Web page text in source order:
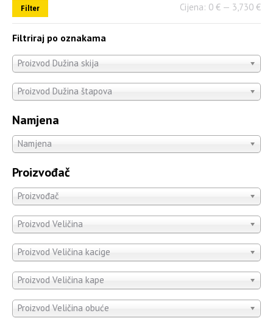
Filter Cijena: 0 € — 3,730 €
Filtriraj po oznakama
Proizvod Dužina skija
Proizvod Dužina štapova
Namjena
Namjena
Proizvođač
Proizvođač
Proizvod Veličina
Proizvod Veličina kacige
Proizvod Veličina kape
Proizvod Veličina obuće